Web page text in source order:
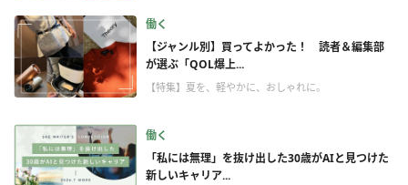
働く
【ジャンル別】買ってよかった！ 読者＆編集部
が選ぶ「QOL爆上...
【特集】夏を、軽やかに、おしゃれに。
働く
「私には無理」を抜け出した30歳がAIと見つけた
新しいキャリア...